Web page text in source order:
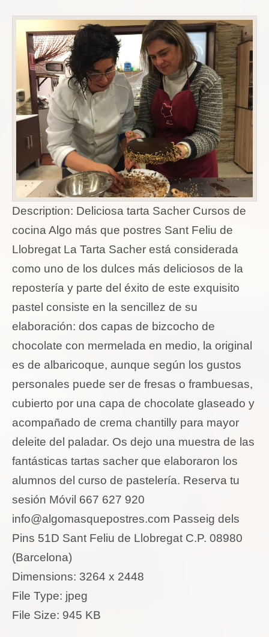
Description: Deliciosa tarta Sacher Cursos de
cocina Algo más que postres Sant Feliu de
Llobregat La Tarta Sacher está considerada
como uno de los dulces más deliciosos de la
repostería y parte del éxito de este exquisito
pastel consiste en la sencillez de su
elaboración: dos capas de bizcocho de
chocolate con mermelada en medio, la original
es de albaricoque, aunque según los gustos
personales puede ser de fresas o frambuesas,
cubierto por una capa de chocolate glaseado y
acompañado de crema chantilly para mayor
deleite del paladar. Os dejo una muestra de las
fantásticas tartas sacher que elaboraron los
alumnos del curso de pastelería. Reserva tu
sesión Móvil 667 627 920
info@algomasquepostres.com Passeig dels
Pins 51D Sant Feliu de Llobregat C.P. 08980
(Barcelona)
Dimensions: 3264 x 2448
File Type: jpeg
File Size: 945 KB